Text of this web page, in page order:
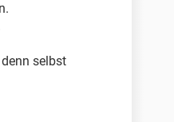
selbst